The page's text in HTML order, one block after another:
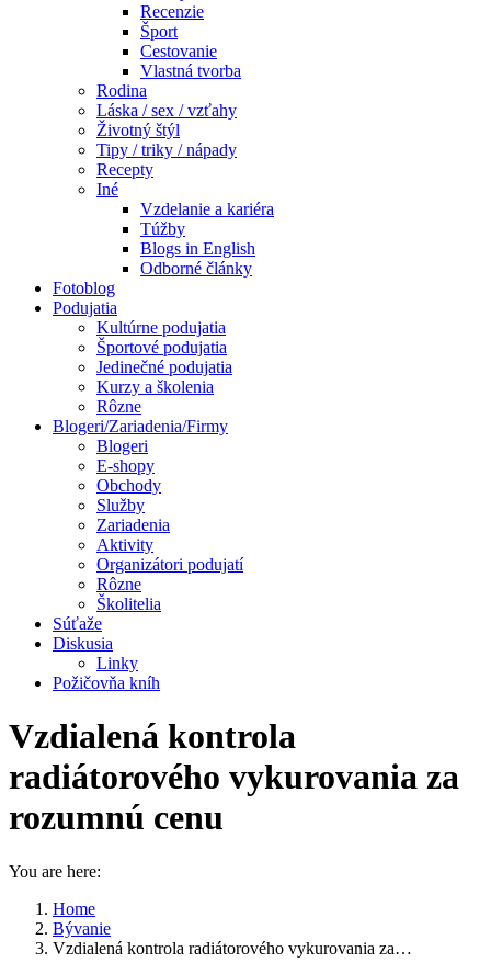
Recenzie
Šport
Cestovanie
Vlastná tvorba
Rodina
Láska / sex / vzťahy
Životný štýl
Tipy / triky / nápady
Recepty
Iné
Vzdelanie a kariéra
Túžby
Blogs in English
Odborné články
Fotoblog
Podujatia
Kultúrne podujatia
Športové podujatia
Jedinečné podujatia
Kurzy a školenia
Rôzne
Blogeri/Zariadenia/Firmy
Blogeri
E-shopy
Obchody
Služby
Zariadenia
Aktivity
Organizátori podujatí
Rôzne
Školitelia
Súťaže
Diskusia
Linky
Požičovňa kníh
Vzdialená kontrola
radiátorového vykurovania za
rozumnú cenu
You are here:
Home
Bývanie
Vzdialená kontrola radiátorového vykurovania za…